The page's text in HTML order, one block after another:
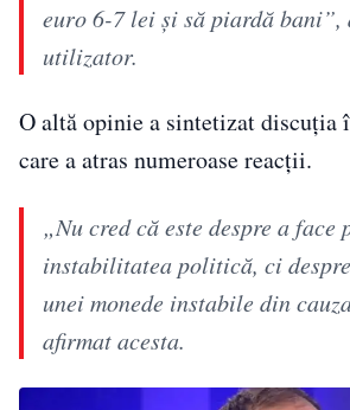
euro 6-7 lei și să piardă bani”,
utilizator.
O altă opinie a sintetizat discuția
care a atras numeroase reacții.
„Nu cred că este despre a face
instabilitatea politică, ci
unei monede instabile din
afirmat acesta.